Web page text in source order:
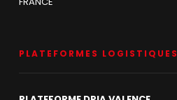
PLATEFORMES LOGISTIQUES